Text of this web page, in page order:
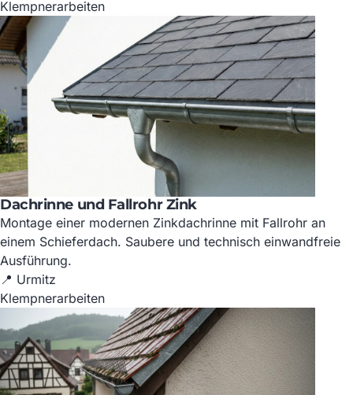
Klempnerarbeiten
Dachrinne und Fallrohr Zink
Montage einer modernen Zinkdachrinne mit Fallrohr an
einem Schieferdach. Saubere und technisch einwandfreie
Ausführung.
📍 Urmitz
Klempnerarbeiten